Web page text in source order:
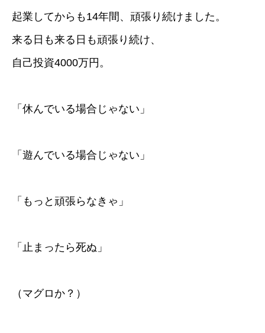
起業してからも14年間、頑張り続けました。
来る日も来る日も頑張り続け、
自己投資4000万円。
「休んでいる場合じゃない」
「遊んでいる場合じゃない」
「もっと頑張らなきゃ」
「止まったら死ぬ」
（マグロか？）